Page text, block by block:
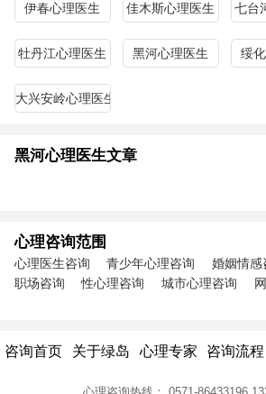
伊春心理医生 佳木斯心理医生 七台
牡丹江心理医生 黑河心理医生 绥
大兴安岭心理医生
黑河心理医生文章
心理咨询范围
心理医生咨询 青少年心理咨询 婚姻情感
职场咨询
性心理咨询 城市心理咨询
咨询首页 关于绿岛 心理专家 咨询流程